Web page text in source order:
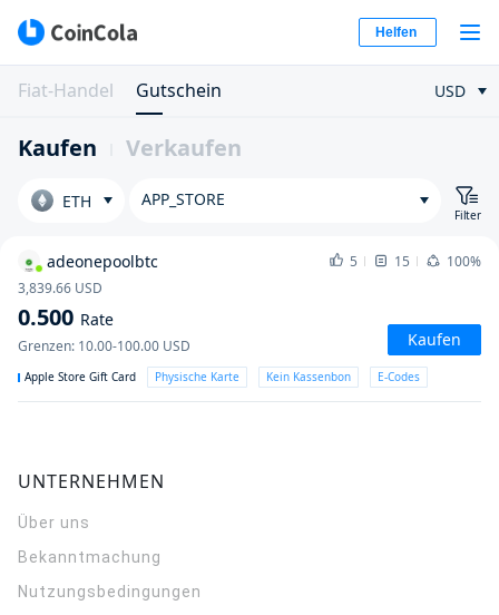
Helfen
Fiat-Handel Gutschein USD
Kaufen Verkaufen
ETH APP_STORE
Filter
adeonepoolbtc 5 15
100%
3,839.66 USD
0.500 Rate
Grenzen: 10.00-100.00 USD Kaufen
Apple Store Gift Card Physische Karte Kein Kassenbon E-Codes
UNTERNEHMEN
Über uns
Bekanntmachung
Nutzungsbedingungen